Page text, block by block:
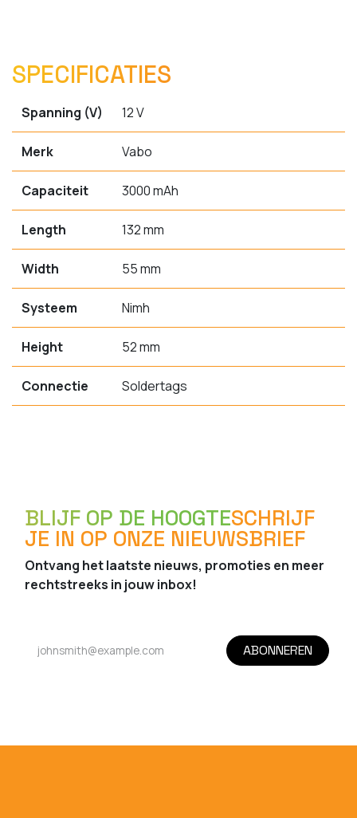
SPECIFICATIES
Spanning (V) 12 V
Merk Vabo
Capaciteit 3000 mAh
Length 132 mm
Width 55 mm
Systeem Nimh
Height 52 mm
Connectie Soldertags
BLIJF OP DE HOOGTESCHRIJF
JE IN OP ONZE NIEUWSBRIEF
Ontvang het laatste nieuws, promoties en meer
rechtstreeks in jouw inbox!
ABONNEREN